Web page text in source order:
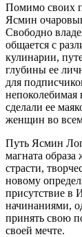
Помимо своих
Ясмин
Свободно
общается с
кулинарии,
глубины ее
для
непоколебимая
сделали ее
женщин во
Путь Ясмин
магната образа
страсти,
новому
присутствие в
начинаниями,
принять свою
своей мечте.